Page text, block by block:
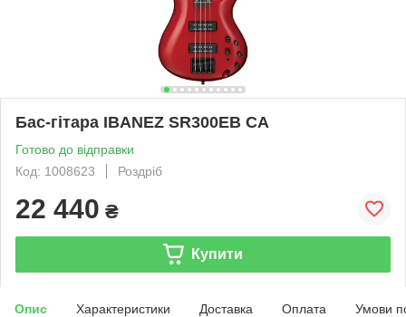
Бас-гітара IBANEZ SR300EB CA
Готово до відправки
Код: 1008623
Роздріб
22 440 ₴
Купити
Опис Характеристики Доставка Оплата Умови